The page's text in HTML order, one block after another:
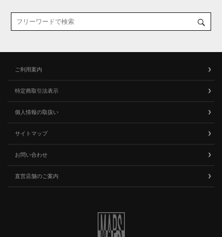
ご利用案内
特定商取引法表示
個人情報の取扱い
サイトマップ
お問い合わせ
直営店舗のご案内